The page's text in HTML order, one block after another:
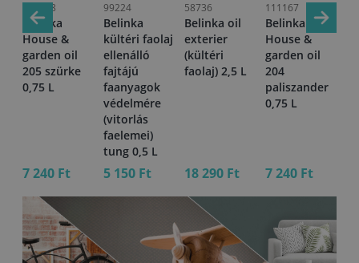
111168
Belinka
House &
garden oil
205 szürke
0,75 L
7 240 Ft
99224
Belinka
kültéri faolaj
ellenálló
fajtájú
faanyagok
védelmére
(vitorlás
faelemei)
tung 0,5 L
5 150 Ft
58736
Belinka oil
exterier
(kültéri
faolaj) 2,5 L
18 290 Ft
111167
Belinka
House &
garden oil
204
paliszander
0,75 L
7 240 Ft